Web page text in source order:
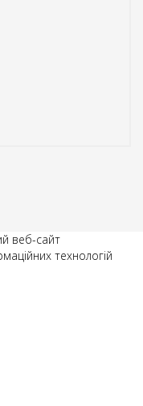
веб-сайт
технологій